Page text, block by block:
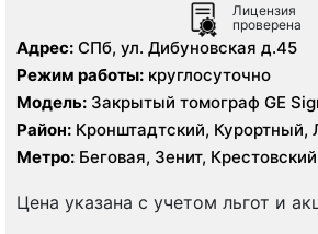
Лицензия
проверена
Адрес: СПб, ул. Дибуновская д.45
Режим работы: круглосуточно
Модель: Закрытый томограф GE
1.5 Тесла, УЗИ
Район: Кронштадтский, Курортный,
область, Приморский
Метро: Беговая, Зенит,
Цена указана с учетом льгот и